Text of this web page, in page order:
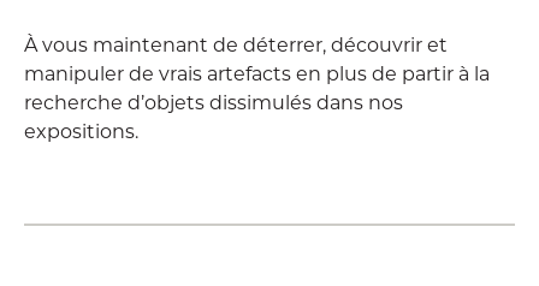
À vous maintenant de déterrer, découvrir et
manipuler de vrais artefacts en plus de partir à la
recherche d’objets dissimulés dans nos
expositions.